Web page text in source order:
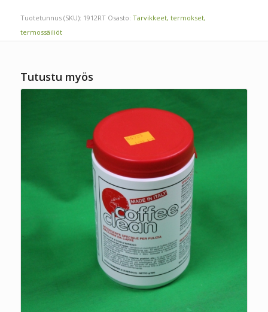
Tuotetunnus (SKU): 1912RT Osasto: Tarvikkeet, termokset,
termossäiliöt
Tutustu myös